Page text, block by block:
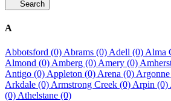
Search
A
Abbotsford (0) Abrams (0) Adell (0) Alma
Almond (0) Amberg (0) Amery (0)
Antigo (0) Appleton (0) Arena (0)
Arkdale (0) Armstrong Creek (0) Arpin (0)
(0) Athelstane (0)